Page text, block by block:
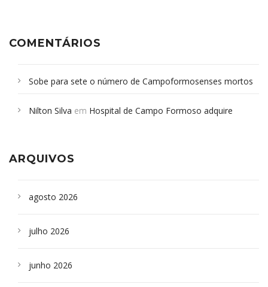
COMENTÁRIOS
Sobe para sete o número de Campoformosenses mortos
Campoformosenses que morreram em desabamentos são
Nilton Silva em Hospital de Campo Formoso adquire
ARQUIVOS
agosto 2026
julho 2026
junho 2026